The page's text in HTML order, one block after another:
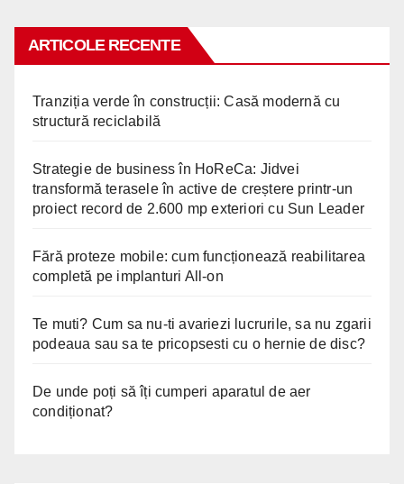
ARTICOLE RECENTE
Tranziția verde în construcții: Casă modernă cu
structură reciclabilă
Strategie de business în HoReCa: Jidvei
transformă terasele în active de creștere printr-un
proiect record de 2.600 mp exteriori cu Sun Leader
Fără proteze mobile: cum funcționează reabilitarea
completă pe implanturi All-on
Te muti? Cum sa nu-ti avariezi lucrurile, sa nu zgarii
podeaua sau sa te pricopsesti cu o hernie de disc?
De unde poți să îți cumperi aparatul de aer
condiționat?